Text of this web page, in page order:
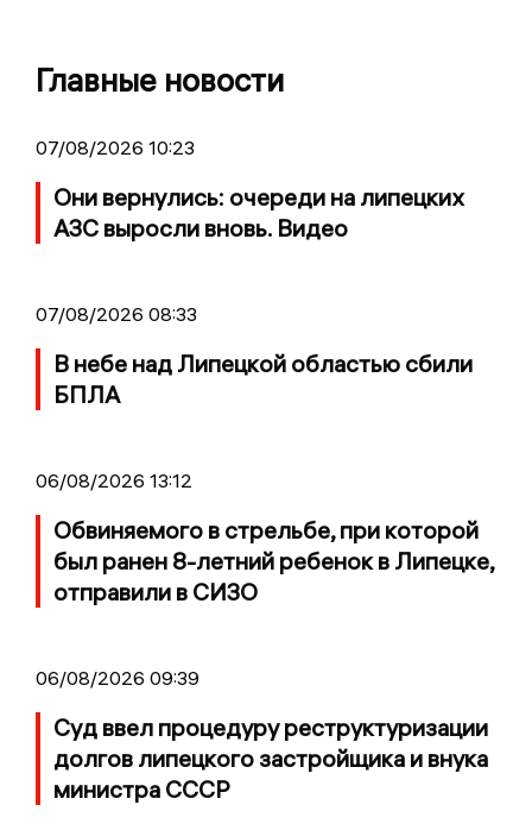
Главные новости
07/08/2026 10:23
Они вернулись: очереди на липецких
АЗС выросли вновь. Видео
07/08/2026 08:33
В небе над Липецкой областью сбили
БПЛА
06/08/2026 13:12
Обвиняемого в стрельбе, при которой
был ранен 8-летний ребенок в Липецке,
отправили в СИЗО
06/08/2026 09:39
Суд ввел процедуру реструктуризации
долгов липецкого застройщика и внука
министра СССР